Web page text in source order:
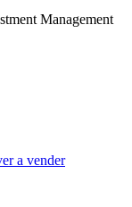
Management